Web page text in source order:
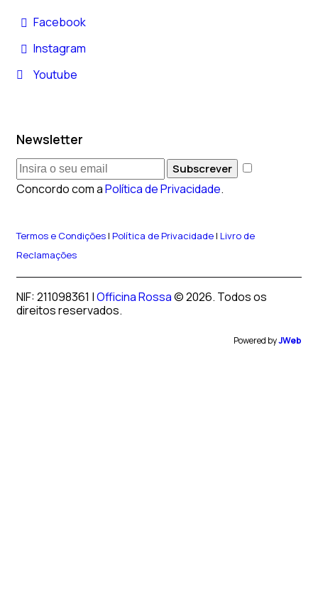
Facebook
Instagram
Youtube
Newsletter
Subscrever
Concordo com aPolítica de Privacidade.
Termos e Condições| Política de Privacidade| Livro de
Reclamações
NIF: 211098361 |Officina Rossa© 2026. Todos os
direitos reservados.
Powered byJWeb